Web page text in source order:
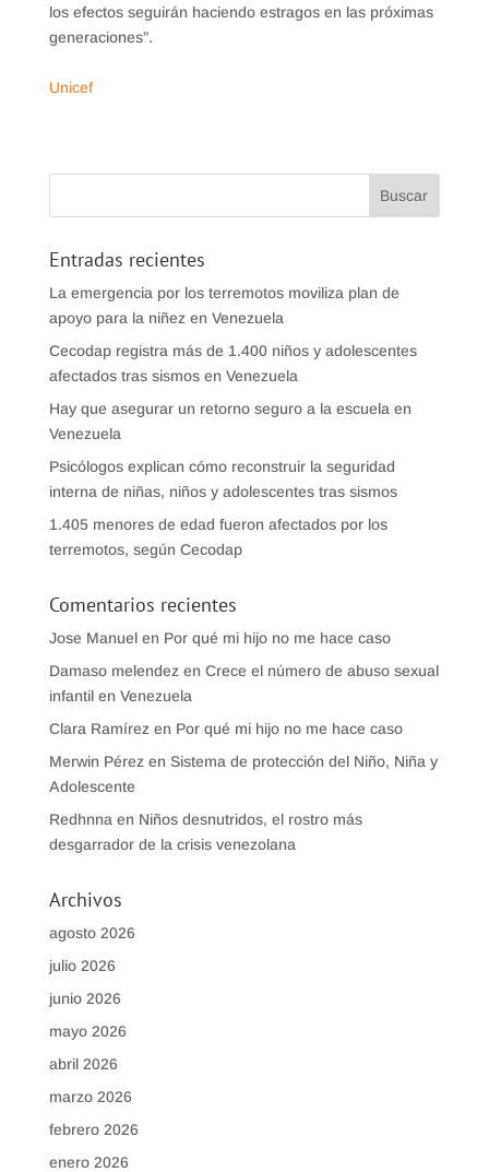
los efectos seguirán haciendo estragos en las próximas
generaciones”.
Unicef
Entradas recientes
La emergencia por los terremotos moviliza plan de
apoyo para la niñez en Venezuela
Cecodap registra más de 1.400 niños y adolescentes
afectados tras sismos en Venezuela
Hay que asegurar un retorno seguro a la escuela en
Venezuela
Psicólogos explican cómo reconstruir la seguridad
interna de niñas, niños y adolescentes tras sismos
1.405 menores de edad fueron afectados por los
terremotos, según Cecodap
Comentarios recientes
Jose Manuelen Por qué mi hijo no me hace caso
Damaso melendez en Crece el número de abuso sexual
infantil en Venezuela
Clara Ramírez en Por qué mi hijo no me hace caso
Merwin Pérez en Sistema de protección del Niño, Niña y
Adolescente
Redhnna en Niños desnutridos, el rostro más
desgarrador de la crisis venezolana
Archivos
agosto 2026
julio 2026
junio 2026
mayo 2026
abril 2026
marzo 2026
febrero 2026
enero 2026